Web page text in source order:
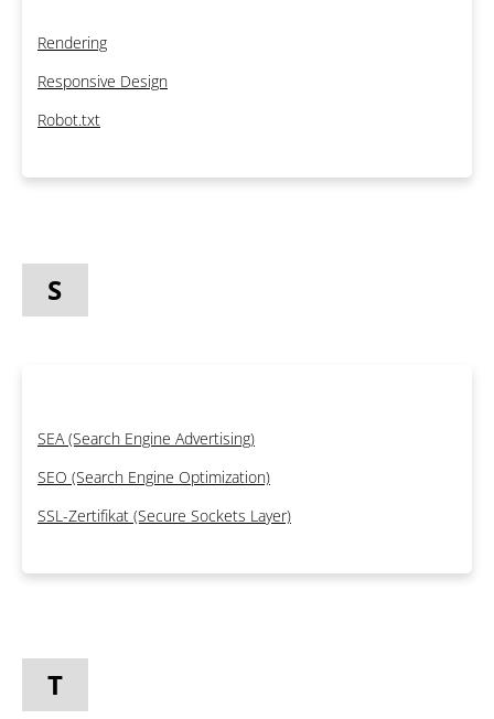
Rendering
Responsive Design
Robot.txt
S
SEA (Search Engine Advertising)
SEO (Search Engine Optimization)
SSL-Zertifikat (Secure Sockets Layer)
T